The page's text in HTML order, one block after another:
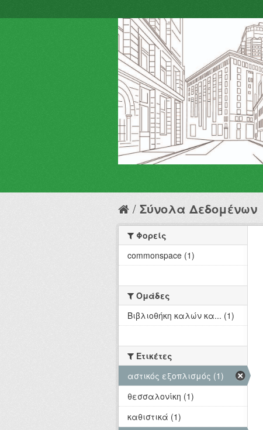
Σύνολα Δεδομένων
Φορείς
commonspace (1)
Ομάδες
Βιβλιοθήκη καλών κα... (1)
Ετικέτες
αστικός εξοπλισμός (1)
θεσσαλονίκη (1)
καθιστικά (1)